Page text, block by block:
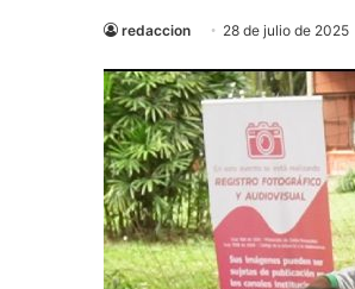
redaccion 28 de julio de 2025